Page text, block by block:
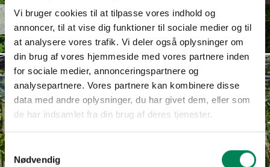
Vi bruger cookies til at tilpasse vores indhold og
annoncer, til at vise dig funktioner til sociale medier og til
at analysere vores trafik. Vi deler også oplysninger om
din brug af vores hjemmeside med vores partnere inden
for sociale medier, annonceringspartnere og
analysepartnere. Vores partnere kan kombinere disse
data med andre oplysninger, du har givet dem, eller som
de har indsamlet fra din brug af deres tjenester.
Samtykkevalg
Nødvendig
Euphorbia
hypericifolia
Read more